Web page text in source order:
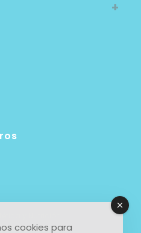
y Nutrición
6, local 4b
cookies para